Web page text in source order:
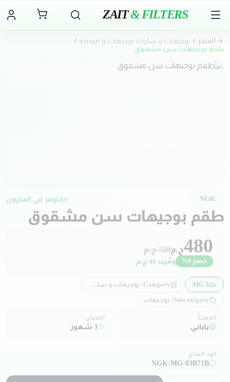
ZAIT& FILTERS
المتجر
بوجيهات و سلوك بوجيهات و موبينة
طقم بوجيهات سن مشقوق
NGK متوفر في المخزون
طقم بوجيهات سن مشقوق
480ج.م528ج.م
خصم 9
% وفّرت 48 ج.م
MG 5
Category: بوجيهات و سلوك بوجيهات و موبينة
Subcategory: بوجيهات
المنشأ
ياباني
الضمان
3 شهور
كود المنتج
NGK-MG-03B71B